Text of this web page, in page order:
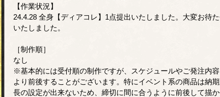
【作業状況】
24.4.28 全身【ディアコレ】1点提出いたしました。大変お待
いたしました。
［制作順］
なし
※基本的には受付順の制作ですが、スケジュールやご発注内
より前後することがございます。特にイベント系の商品は納
長の設定が出来ないため、締切に間に合うように前後して描